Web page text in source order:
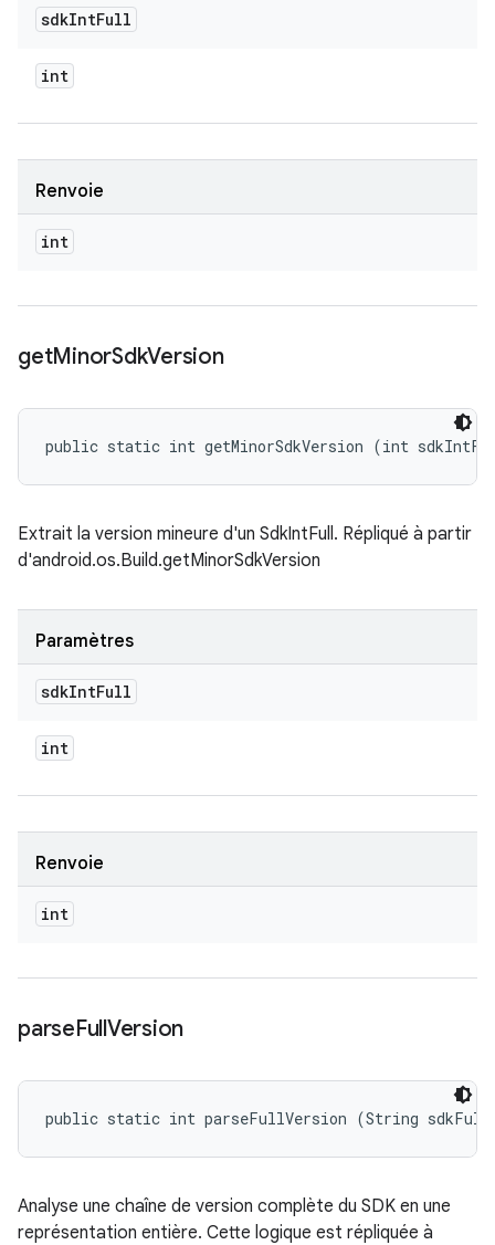
sdkIntFull
int
Renvoie
int
getMinorSdkVersion
public static int getMinorSdkVersion (int
Extrait la version mineure d'un SdkIntFull. Répliqué à partir
d'android.os.Build.getMinorSdkVersion
Paramètres
sdkIntFull
int
Renvoie
int
parseFullVersion
public static int parseFullVersion (String
Analyse une chaîne de version complète du SDK en une
représentation entière. Cette logique est répliquée à